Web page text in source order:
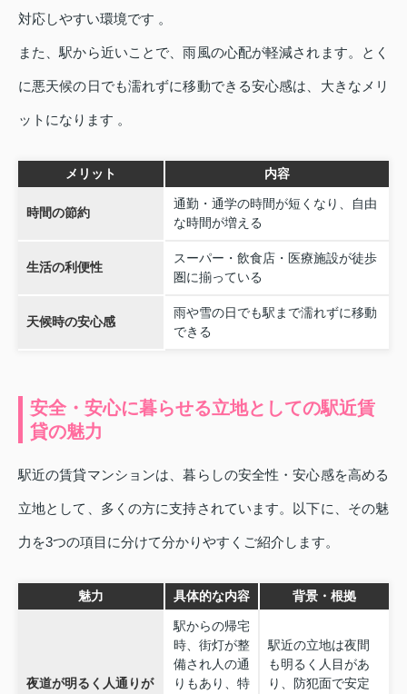
対応しやすい環境です 。
また、駅から近いことで、雨風の心配が軽減されます。とく
に悪天候の日でも濡れずに移動できる安心感は、大きなメリ
ットになります 。
メリット 内容
時間の節約
通勤・通学の時間が短くなり、自由
な時間が増える
生活の利便性
スーパー・飲食店・医療施設が徒歩
圏に揃っている
天候時の安心感
雨や雪の日でも駅まで濡れずに移動
できる
安全・安心に暮らせる立地としての駅近賃
貸の魅力
駅近の賃貸マンションは、暮らしの安全性・安心感を高める
立地として、多くの方に支持されています。以下に、その魅
力を3つの項目に分けて分かりやすくご紹介します。
魅力 具体的な内容 背景・根拠
夜道が明るく人通りが
駅からの帰宅
時、街灯が整
備され人の通
りもあり、特
駅近の立地は夜間
も明るく人目があ
り、防犯面で安定